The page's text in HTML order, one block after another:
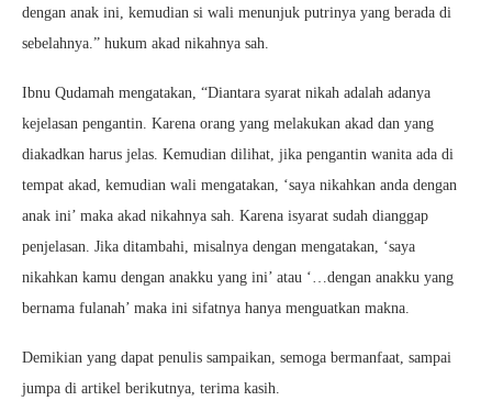
dengan anak ini, kemudian si wali menunjuk putrinya yang berada di
sebelahnya.” hukum akad nikahnya sah.
Ibnu Qudamah mengatakan, “Diantara syarat nikah adalah adanya
kejelasan pengantin. Karena orang yang melakukan akad dan yang
diakadkan harus jelas. Kemudian dilihat, jika pengantin wanita ada di
tempat akad, kemudian wali mengatakan, ‘saya nikahkan anda dengan
anak ini’ maka akad nikahnya sah. Karena isyarat sudah dianggap
penjelasan. Jika ditambahi, misalnya dengan mengatakan, ‘saya
nikahkan kamu dengan anakku yang ini’ atau ‘…dengan anakku yang
bernama fulanah’ maka ini sifatnya hanya menguatkan makna.
Demikian yang dapat penulis sampaikan, semoga bermanfaat, sampai
jumpa di artikel berikutnya, terima kasih.